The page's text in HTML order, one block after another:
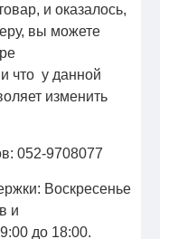
и оказалось,
вы можете
что у данной
изменить
052-9708077
Воскресенье
и
до 18:00.